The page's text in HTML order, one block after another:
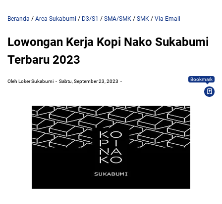
Beranda / Area Sukabumi / D3/S1 / SMA/SMK / SMK / Via Email
Lowongan Kerja Kopi Nako Sukabumi
Terbaru 2023
Oleh Loker Sukabumi Sabtu, September 23, 2023 Bookmark